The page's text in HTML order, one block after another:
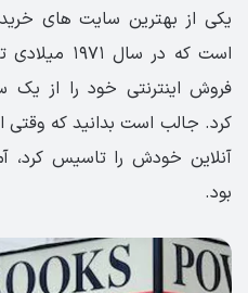
است که در
کرد. جالب است بدانید که وقتی
آنلاین خودش را تاسیس کرد،
بود.